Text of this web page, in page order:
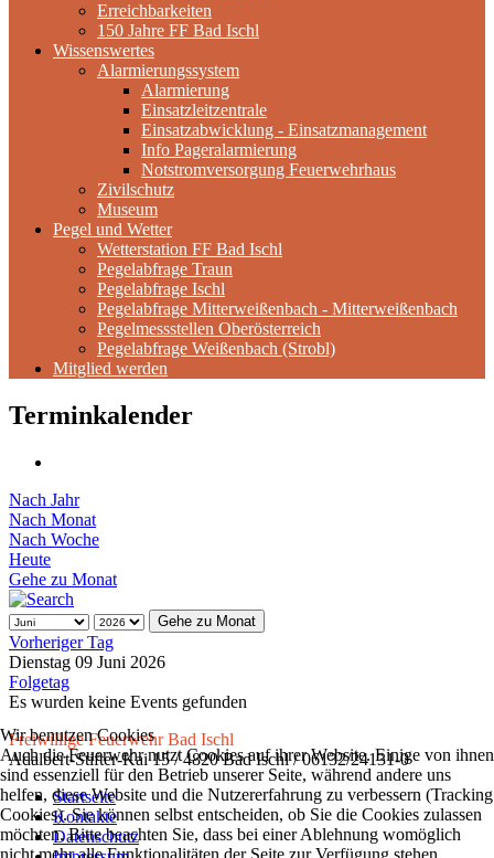
Erreichbarkeiten
150 Jahre FF Bad Ischl
Wissenswertes
Alarmierungssystem
Alarmierung
Einsatzleitzentrale
Einsatzabwicklung - Einsatzmanagement
Info Pageralarmierung
Notstromversorgung Feuerwehrhaus
Zivilschutz
Museum
Pegel und Wetter
Wetterstation FF Bad Ischl
Pegelabfrage Traun
Pegelabfrage Ischl
Pegelabfrage Mitterweißenbach - Mitterweißenbach
Pegelmessstellen Oberösterreich
Pegelabfrage Weißenbach (Strobl)
Mitglied werden
Terminkalender
Nach Jahr
Nach Monat
Nach Woche
Heute
Gehe zu Monat
Gehe zu Monat
Vorheriger Tag
Dienstag 09 Juni 2026
Folgetag
Es wurden keine Events gefunden
Freiwillige Feuerwehr Bad Ischl
Adalbert-Stifter-Kai 15 / 4820 Bad Ischl / 06132/24131-0
Startseite
Kontakte
Datenschutz
Wir benutzen Cookies
Auch die Feuerwehr nutzt Cookies auf ihrer Website. Einige von ihnen
sind essenziell für den Betrieb unserer Seite, während andere uns
helfen, diese Website und die Nutzererfahrung zu verbessern (Tracking
Cookies). Sie können selbst entscheiden, ob Sie die Cookies zulassen
möchten. Bitte beachten Sie, dass bei einer Ablehnung womöglich
nicht mehr alle Funktionalitäten der Seite zur Verfügung stehen.